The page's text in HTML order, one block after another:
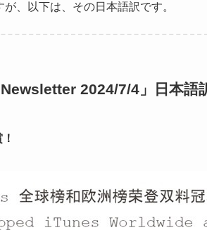
、以下は、その日本語訳です。
2024/7/4」日本語